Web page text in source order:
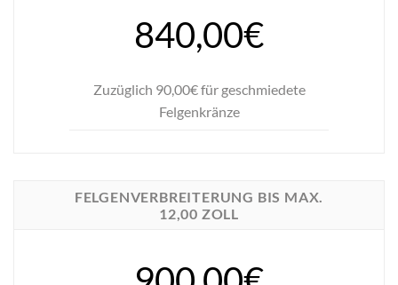
840,00€
Zuzüglich 90,00€ für geschmiedete
Felgenkränze
FELGENVERBREITERUNG BIS MAX.
12,00 ZOLL